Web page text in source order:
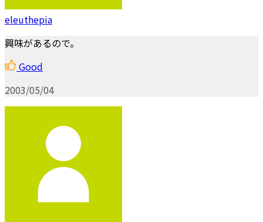
eleuthepia
興味があるので。
Good
2003/05/04